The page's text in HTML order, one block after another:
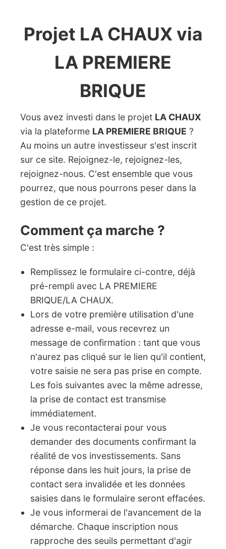
Projet LA CHAUX via
LA PREMIERE
BRIQUE
Vous avez investi dans le projet LA CHAUX
via la plateforme LA PREMIERE BRIQUE ?
Au moins un autre investisseur s'est inscrit
sur ce site. Rejoignez-le, rejoignez-les,
rejoignez-nous. C'est ensemble que vous
pourrez, que nous pourrons peser dans la
gestion de ce projet.
Comment ça marche ?
C'est très simple :
Remplissez le formulaire ci-contre, déjà
pré-rempli avec LA PREMIERE
BRIQUE/LA CHAUX.
Lors de votre première utilisation d'une
adresse e-mail, vous recevrez un
message de confirmation : tant que vous
n'aurez pas cliqué sur le lien qu'il contient,
votre saisie ne sera pas prise en compte.
Les fois suivantes avec la même adresse,
la prise de contact est transmise
immédiatement.
Je vous recontacterai pour vous
demander des documents confirmant la
réalité de vos investissements. Sans
réponse dans les huit jours, la prise de
contact sera invalidée et les données
saisies dans le formulaire seront effacées.
Je vous informerai de l'avancement de la
démarche. Chaque inscription nous
rapproche des seuils permettant d'agir